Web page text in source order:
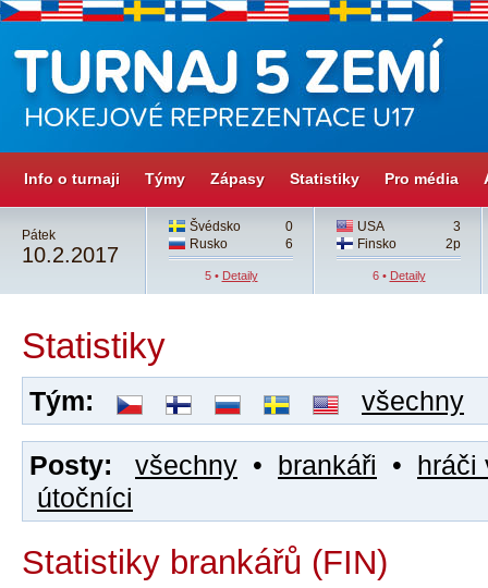
Info o turnaji Týmy Zápasy Statistiky Pro média
Pátek
10.2.2017
Švédsko
0
Rusko
6
5 • Detaily
USA
3
Finsko
2p
6 • Detaily
Statistiky
Tým: všechny
Posty: všechny • brankáři • hráči
útočníci
Statistiky brankářů (FIN)